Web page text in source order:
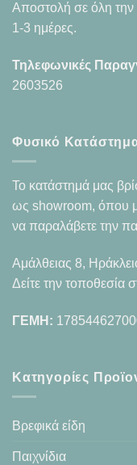
Αποστολή σε όλη
1-3 ημέρες.
Τηλεφωνικές
2603526
Φυσικό
Το κατάστημά μας
ως showroom, όπου
να παραλάβετε την
Αμάλθειας 8,
Δείτε την τοποθεσία
ΓΕΜΗ:
Κατηγορίες
Βρεφικά είδη
Παιχνίδια